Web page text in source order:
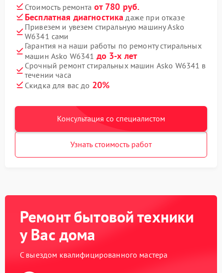
Стоимость ремонта от 780 руб.
Бесплатная диагностика даже при отказе
Привезем и увезем стиральную машину Asko
W6341 сами
Гарантия на наши работы по ремонту стиральных
машин Asko W6341 до 3-х лет
Срочный ремонт стиральных машин Asko W6341 в
течении часа
Скидка для вас до 20%
Консультация со специалистом
Узнать стоимость работ
Ремонт бытовой техники
у Вас дома
С выездом квалифицированного мастера